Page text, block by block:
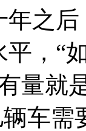
之
，“
量就
车